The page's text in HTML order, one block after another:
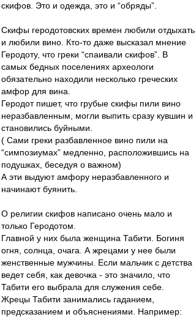
скифов. Это и одежда, это и “обряды”.
Скифы геродотовских времен любили отдыхать
и любили вино. Кто-то даже высказал мнение
Геродоту, что греки “спаивали скифов”. В
самых бедных поселениях археологи
обязательно находили несколько греческих
амфор для вина.
Геродот пишет, что грубые скифы пили вино
неразбавленным, могли выпить сразу кувшин и
становились буйными.
( Сами греки разбавленное вино пили на
“симпозиумах” медленно, расположившись на
подушках, беседуя о важном)
А эти выдуют амфору неразбавленного и
начинают буянить.
О религии скифов написано очень мало и
только Геродотом.
Главной у них была женщина Табити. Богиня
огня, солнца, очага. А жрецами у нее были
женственные мужчины. Если мальчик с детства
ведет себя, как девочка - это значило, что
Табити его выбрала для служения себе.
Жрецы Табити занимались гаданием,
предсказанием и объяснениями. Например: